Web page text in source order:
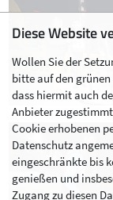
Diese Website
Wollen Sie der
bitte auf den
dass hiermit auch
Anbieter
Cookie erhobenen
Datenschutz
eingeschränkte bis
genießen und
Zugang zu diesen